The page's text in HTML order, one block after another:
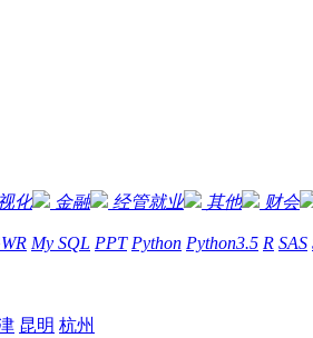
化 金融 经管就业 其他 财会
My SQL PPT Python Python3.5 R SAS
昆明 杭州